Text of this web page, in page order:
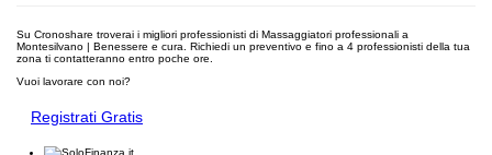
Su Cronoshare troverai i migliori professionisti di Massaggiatori professionali a
Montesilvano | Benessere e cura. Richiedi un preventivo e fino a 4 professionisti della tua
zona ti contatteranno entro poche ore.
Vuoi lavorare con noi?
Registrati Gratis